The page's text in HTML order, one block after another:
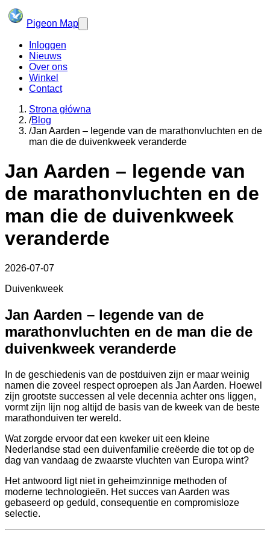
Pigeon Map
Inloggen
Nieuws
Over ons
Winkel
Contact
Strona główna
/Blog
/Jan Aarden – legende van de marathonvluchten en de
man die de duivenkweek veranderde
Jan Aarden – legende van
de marathonvluchten en de
man die de duivenkweek
veranderde
2026-07-07
Duivenkweek
Jan Aarden – legende van de
marathonvluchten en de man die de
duivenkweek veranderde
In de geschiedenis van de postduiven zijn er maar weinig
namen die zoveel respect oproepen als Jan Aarden. Hoewel
zijn grootste successen al vele decennia achter ons liggen,
vormt zijn lijn nog altijd de basis van de kweek van de beste
marathonduiven ter wereld.
Wat zorgde ervoor dat een kweker uit een kleine
Nederlandse stad een duivenfamilie creëerde die tot op de
dag van vandaag de zwaarste vluchten van Europa wint?
Het antwoord ligt niet in geheimzinnige methoden of
moderne technologieën. Het succes van Aarden was
gebaseerd op geduld, consequentie en compromisloze
selectie.